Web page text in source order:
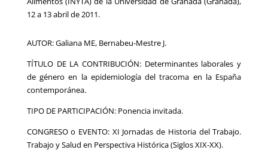
12 a 13 abril de 2011.
AUTOR: Galiana ME, Bernabeu-Mestre J.
TÍTULO DE LA CONTRIBUCIÓN: Determinantes laborales y
de género en la epidemiología del tracoma en la España
contemporánea.
TIPO DE PARTICIPACIÓN: Ponencia invitada.
CONGRESO o EVENTO: XI Jornadas de Historia del Trabajo.
Trabajo y Salud en Perspectiva Histórica (Siglos XIX-XX).